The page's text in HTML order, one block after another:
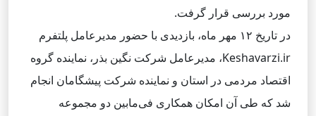
مورد بررسی قرار گرفت.
در تاریخ ۱۲ مهر ماه، بازدیدی با حضور مدیرعامل پلتفرم
Keshavarzi.ir، مدیرعامل شرکت نگین بذر، نماینده گروه
اقتصاد مردمی در استان و نماینده شرکت پیشگامان انجام
شد که طی آن امکان همکاری فی‌مابین دو مجموعه